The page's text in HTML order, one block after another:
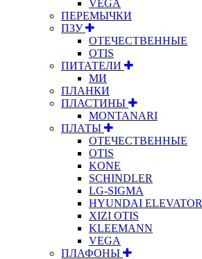
VEGA
ПЕРЕМЫЧКИ
ПЗУ
ОТЕЧЕСТВЕННЫЕ
OTIS
ПИТАТЕЛИ
МИ
ПЛАНКИ
ПЛАСТИНЫ
MONTANARI
ПЛАТЫ
ОТЕЧЕСТВЕННЫЕ
OTIS
KONE
SCHINDLER
LG-SIGMA
HYUNDAI ELEVATOR
XIZI OTIS
KLEEMANN
VEGA
ПЛАФОНЫ